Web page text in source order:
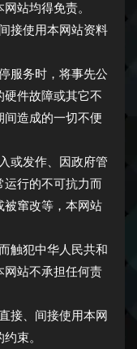
站均得免责。
接使用本网站资料
服务时，将事先公
硬件故障或其它不
间造成的一切不便
或发作、因政府管
行的不可抗力而
被窜改等，本网站
触犯中华人民共和
网站不承担任何责
接、间接使用本网
束。